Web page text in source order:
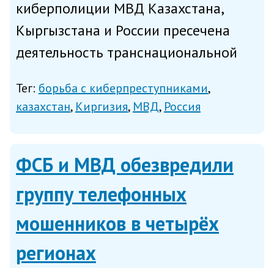
киберполиции МВД Казахстана,
Кыргызстана и России пресечена
деятельность транснациональной
интернет-мошенничество в
отношении граждан СНГ, сообщает
говор...
Тег: борьба с киберпреступниками
казахстан Киргизия МВД Россия
ФСБ и МВД обезвредили
группу телефонных
мошенников в четырёх
регионах